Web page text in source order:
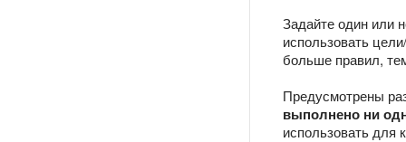
Задайте один или
использовать
больше правил,
Предусмотрены
выполнено ни
использовать для